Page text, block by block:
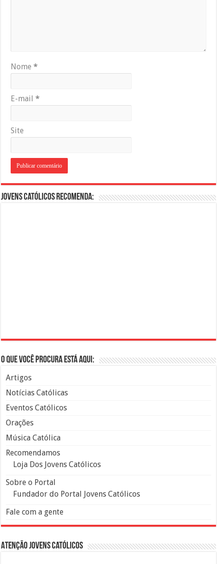
Nome*
E-mail*
Site
Jovens Católicos Recomenda:
O que você procura está aqui:
Artigos
Notícias Católicas
Eventos Católicos
Orações
Música Católica
Recomendamos
Loja Dos Jovens Católicos
Sobre o Portal
Fundador do Portal Jovens Católicos
Fale com a gente
Atenção Jovens Católicos